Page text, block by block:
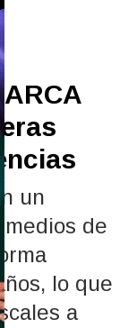
un
de
lo que
a